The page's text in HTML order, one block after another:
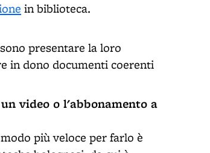
in biblioteca.
presentare la loro
in dono documenti coerenti
video o l'abbonamento a
più veloce per farlo è